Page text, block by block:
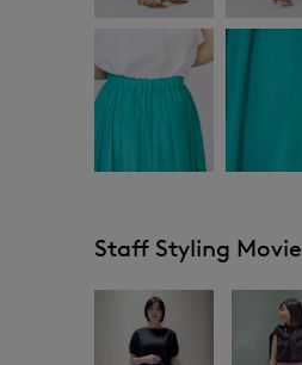
Staff Styling Movie